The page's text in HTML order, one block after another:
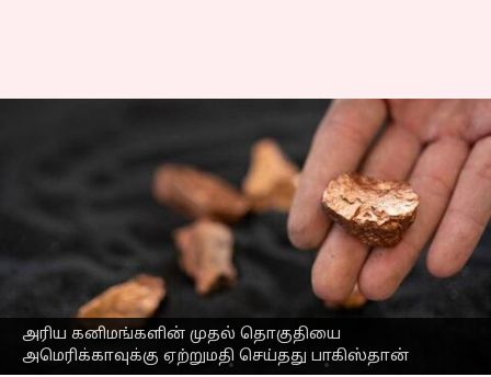
அரிய கனிமங்களின் முதல் தொகுதியை
அமெரிக்காவுக்கு ஏற்றுமதி செய்தது பாகிஸ்தான்
அரிய கனிமங்களின்
முதல் தொகுதியை
அமெரிக்காவுக்கு
ஏற்றுமதி செய்தது
பாகிஸ்தான்: ரகசிய
ஒப்பந்தங்கள் குறித்து
சர்ச்சை
எழுதியவர் Sekar Chinnappan Oct 06, 2025 05:25 pm